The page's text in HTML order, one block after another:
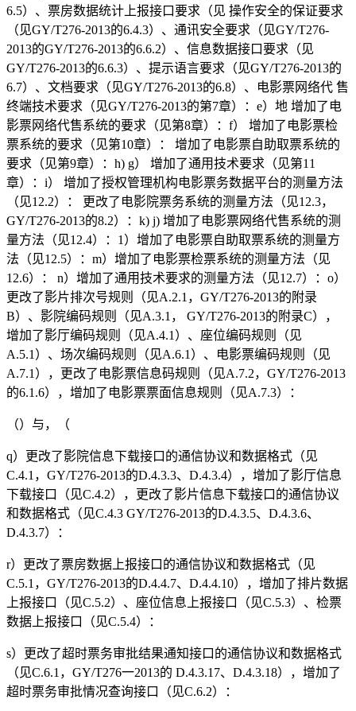
6.5）、票房数据统计上报接口要求（见 操作安全的保证要求
（见GY/T276-2013的6.4.3）、通讯安全要求（见GY/T276-
2013的GY/T276-2013的6.6.2）、信息数据接口要求（见
GY/T276-2013的6.6.3）、提示语言要求（见GY/T276-2013的
6.7）、文档要求（见GY/T276-2013的6.8）、电影票网络代 售
终端技术要求（见GY/T276-2013的第7章）：e）地 增加了电
影票网络代售系统的要求（见第8章）：f） 增加了电影票检
票系统的要求（见第10章）： 增加了电影票自助取票系统的
要求（见第9章）：h) g） 增加了通用技术要求（见第11
章）：i） 增加了授权管理机构电影票务数据平台的测量方法
（见12.2）： 更改了电影院票务系统的测量方法（见12.3，
GY/T276-2013的8.2）：k) j) 增加了电影票网络代售系统的测
量方法（见12.4）：1）增加了电影票自助取票系统的测量方
法（见12.5）：m）增加了电影票检票系统的测量方法（见
12.6）： n）增加了通用技术要求的测量方法（见12.7）：o）
更改了影片排次号规则（见A.2.1，GY/T276-2013的附录
B）、影院编码规则（见A.3.1， GY/T276-2013的附录C），
增加了影厅编码规则（见A.4.1）、座位编码规则（见
A.5.1）、场次编码规则（见A.6.1）、电影票编码规则（见
A.7.1），更改了电影票信息码规则（见A.7.2，GY/T276-2013
的6.1.6），增加了电影票票面信息规则（见A.7.3）：
（）与，（
q）更改了影院信息下载接口的通信协议和数据格式（见
C.4.1，GY/T276-2013的D.4.3.3、D.4.3.4），增加了影厅信息
下载接口（见C.4.2），更改了影片信息下载接口的通信协议
和数据格式（见C.4.3 GY/T276-2013的D.4.3.5、D.4.3.6、
D.4.3.7）：
r）更改了票房数据上报接口的通信协议和数据格式（见
C.5.1，GY/T276-2013的D.4.4.7、D.4.4.10），增加了排片数据
上报接口（见C.5.2）、座位信息上报接口（见C.5.3）、检票
数据上报接口（见C.5.4）：
s）更改了超时票务审批结果通知接口的通信协议和数据格式
（见C.6.1，GY/T276一2013的 D.4.3.17、D.4.3.18），增加了
超时票务审批情况查询接口（见C.6.2）：